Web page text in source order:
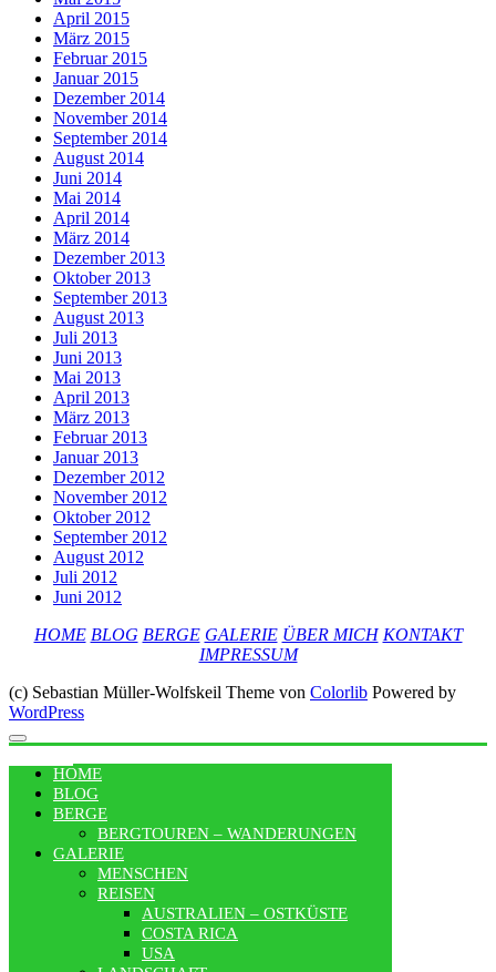
April 2015
März 2015
Februar 2015
Januar 2015
Dezember 2014
November 2014
September 2014
August 2014
Juni 2014
Mai 2014
April 2014
März 2014
Dezember 2013
Oktober 2013
September 2013
August 2013
Juli 2013
Juni 2013
Mai 2013
April 2013
März 2013
Februar 2013
Januar 2013
Dezember 2012
November 2012
Oktober 2012
September 2012
August 2012
Juli 2012
Juni 2012
HOME BLOG BERGE GALERIE ÜBER MICH KONTAKT
IMPRESSUM
(c) Sebastian Müller-Wolfskeil Theme von Colorlib Powered by
WordPress
HOME
BLOG
BERGE
BERGTOUREN – WANDERUNGEN
GALERIE
MENSCHEN
REISEN
AUSTRALIEN – OSTKÜSTE
COSTA RICA
USA